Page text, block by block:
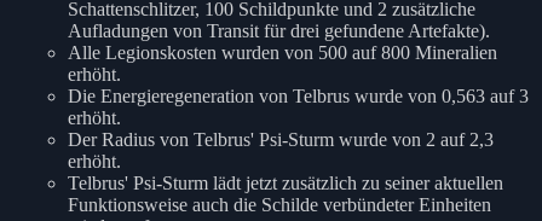
Schattenschlitzer, 100 Schildpunkte und 2 zusätzliche
Aufladungen von Transit für drei gefundene Artefakte).
Alle Legionskosten wurden von 500 auf 800 Mineralien
erhöht.
Die Energieregeneration von Telbrus wurde von 0,563 auf 3
erhöht.
Der Radius von Telbrus' Psi-Sturm wurde von 2 auf 2,3
erhöht.
Telbrus' Psi-Sturm lädt jetzt zusätzlich zu seiner aktuellen
Funktionsweise auch die Schilde verbündeter Einheiten